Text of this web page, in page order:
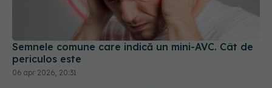
Semnele comune care indică un mini-AVC. Cât de
periculos este
06 apr 2026, 20:31